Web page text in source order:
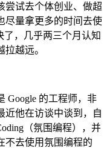
尝试去个体创业、做超
尽量拿更多的时间去使
，几乎两三个月认知
越远。
Google 的工程师，非
近他在访谈中谈到，自
（氛围编程），并
不去使用氛围编程的